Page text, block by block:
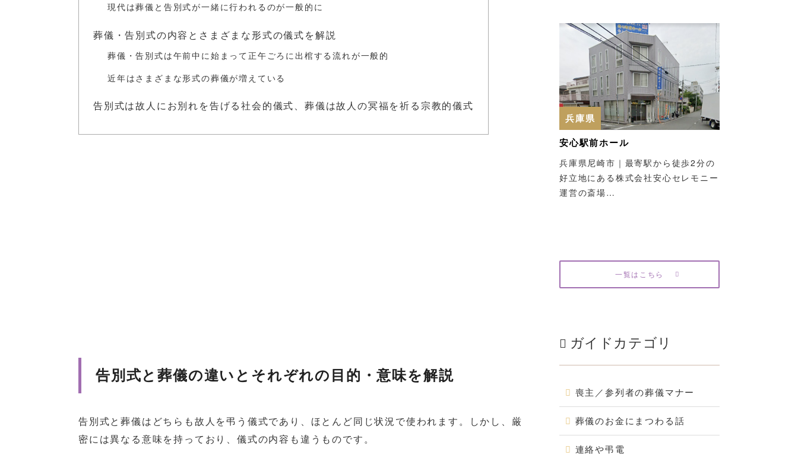
現代は葬儀と告別式が一緒に行われるのが一般的に
葬儀・告別式の内容とさまざまな形式の儀式を解説
葬儀・告別式は午前中に始まって正午ごろに出棺する流れが一般的
近年はさまざまな形式の葬儀が増えている
告別式は故人にお別れを告げる社会的儀式、葬儀は故人の冥福を祈る宗教的儀式
告別式と葬儀の違いとそれぞれの目的・意味を解説
告別式と葬儀はどちらも故人を弔う儀式であり、ほとんど同じ状況で使われます。しかし、厳
密には異なる意味を持っており、儀式の内容も違うものです。
兵庫県
安心駅前ホール
兵庫県尼崎市｜最寄駅から徒歩2分の
好立地にある株式会社安心セレモニー
運営の斎場…
一覧はこちら
ガイドカテゴリ
喪主／参列者の葬儀マナー
葬儀のお金にまつわる話
連絡や弔電